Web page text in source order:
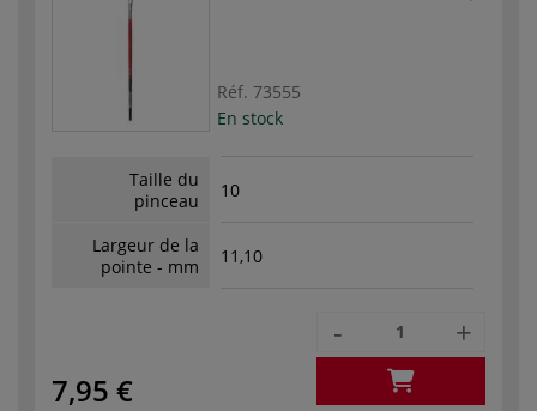
Réf. 73555
En stock
Taille du
pinceau
10
Largeur de la
pointe - mm
11,10
7,95 €
- +